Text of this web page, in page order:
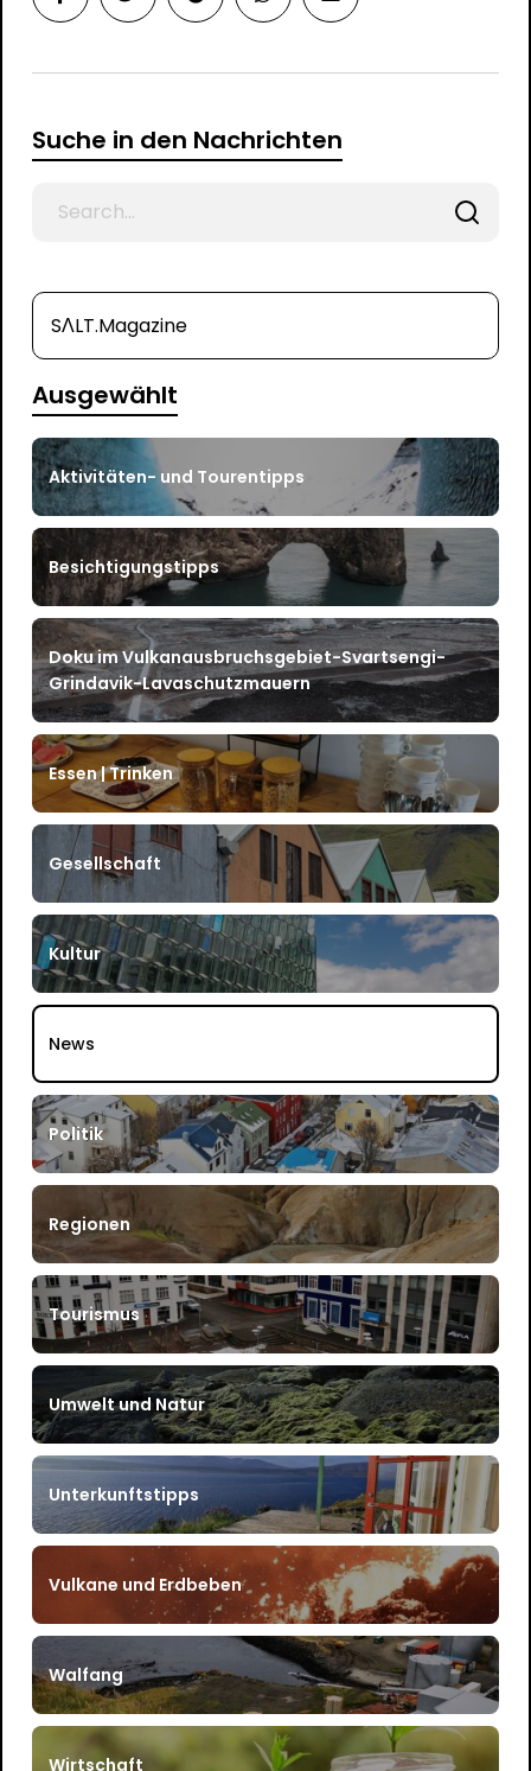
Suche in den Nachrichten
SΛLT.Magazine
Ausgewählt
Aktivitäten- und Tourentipps
Besichtigungstipps
Doku im Vulkanausbruchsgebiet-Svartsengi-
Grindavik-Lavaschutzmauern
Essen | Trinken
Gesellschaft
Kultur
News
Politik
Regionen
Tourismus
Umwelt und Natur
Unterkunftstipps
Vulkane und Erdbeben
Walfang
Wirtschaft